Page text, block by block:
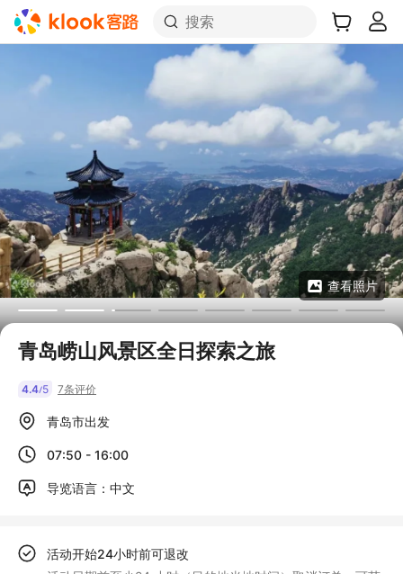
搜索
查看照片
青岛崂山风景区全日探索之旅
4.4/5 7条评价
青岛市出发
07:50 - 16:00
导览语言：中文
活动开始24小时前可退改